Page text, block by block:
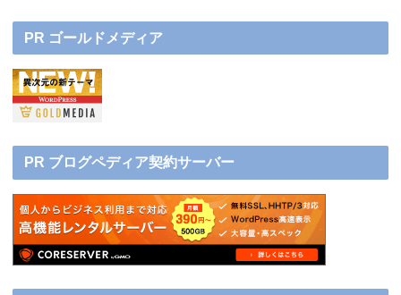
PR ゴールドメディア
PR ブログペディア契約サーバー